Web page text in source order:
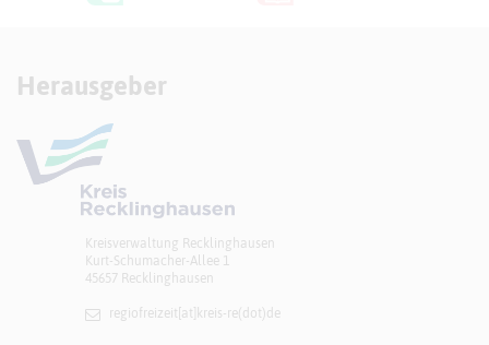
Herausgeber
Kreisverwaltung Recklinghausen
Kurt-Schumacher-Allee 1
45657 Recklinghausen
regiofreizeit[at]​kreis-re(dot)de